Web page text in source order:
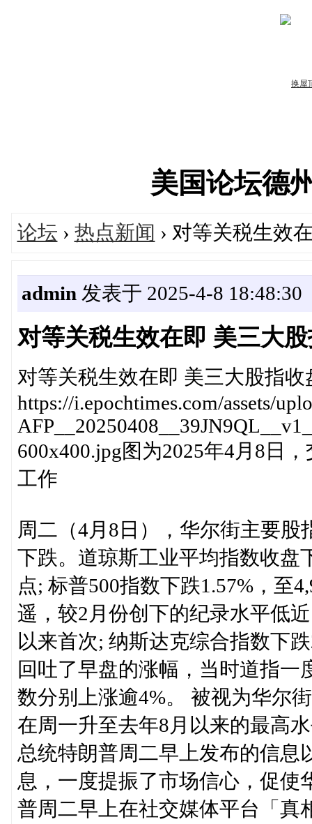
美国论坛德
论坛 › 热点新闻 › 对等关税生效
admin 发表于 2025-4-8 18:48:30
对等关税生效在即 美三大
对等关税生效在即 美三大股指收
https://i.epochtimes.com/assets/
600x400.jpg图为2025年4月8日
工作
周二（4月8日），华尔街主要
下跌。道琼斯工业平均指数收盘
点; 标普500指数下跌1.57%，至
遥，较2月份创下的纪录水平低
以来首次; 纳斯达克综合指数下
回吐了早盘的涨幅，当时道指一
数分别上涨逾4%。 被视为华尔
在周一升至去年8月以来的最高
总统特朗普周二早上发布的信息
息，一度提振了市场信心，促使
普周二早上在社交媒体平台「真